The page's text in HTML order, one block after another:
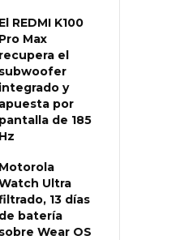
El REDMI K100
Pro Max
recupera el
subwoofer
integrado y
apuesta por
pantalla de 185
Hz
Motorola
Ultra
13 días
de batería
sobre Wear OS